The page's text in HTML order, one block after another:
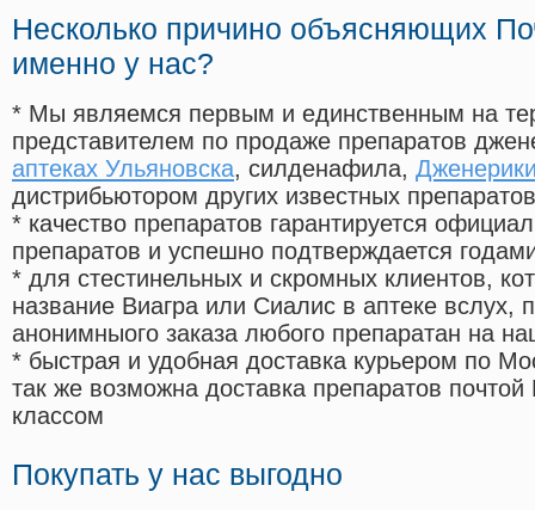
Несколько причино объясняющих
именно у нас?
* Мы являемся первым и единственным на
представителем по продаже препаратов
аптеках Ульяновска, силденафила,
дистрибьютором других известных препаратов
* качество препаратов гарантируется
препаратов и успешно подтверждается
* для стестинельных и скромных клиентов,
название Виагра или Сиалис в аптеке вслух,
анонимныого заказа любого препаратан на
* быстрая и удобная доставка курьером по
так же возможна доставка препаратов
классом
Покупать у нас выгодно